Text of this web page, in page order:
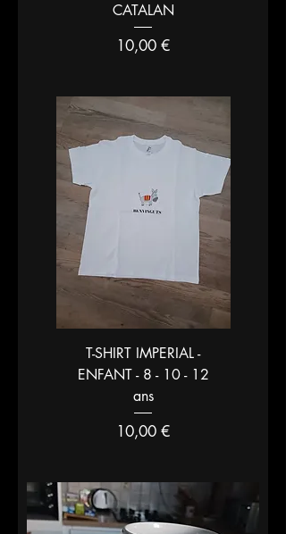
CATALAN
Prix
10,00 €
T-SHIRT IMPERIAL -
ENFANT - 8 - 10 - 12
ans
Prix
10,00 €